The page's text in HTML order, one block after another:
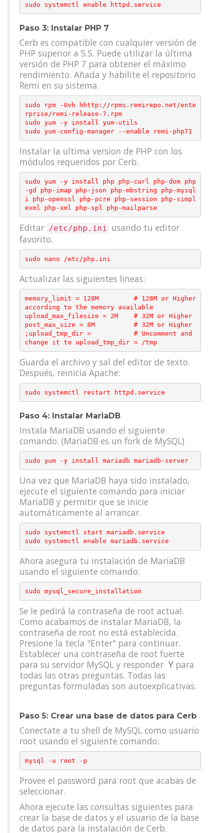
Paso 3: Instalar PHP 7
Cerb es compatible con cualquier versión de
PHP superior a 5.5. Puede utilizar la última
versión de PHP 7 para obtener el máximo
rendimiento. Añada y habilite el repositorio
Remi en su sistema.
sudo rpm -Uvh hhttp://rpms.remirepo.net/ente
rprise/remi-release-7.rpm
sudo yum -y install yum-utils
Instalar la ultima version de PHP con los
módulos requeridos por Cerb.
sudo yum -y install php php-curl php-dom php
-gd php-imap php-json php-mbstring php-mysql
i php-openssl php-pcre php-session php-simpl
Editar /etc/php.ini usando tu editor
favorito.
Actualizar las siguientes lineas:
memory_limit = 128M         # 128M or Higher
according to the memory available
upload_max_filesize = 2M    # 32M or Higher
post_max_size = 8M          # 32M or Higher
;upload_tmp_dir =           # Uncomment and
Guarda el archivo y sal del editor de texto.
Después, reinicia Apache:
Paso 4: Instalar MariaDB
Instala MariaDB usando el siguiente
comando. (MariaDB es un fork de MySQL)
sudo yum -y install mariadb mariadb-server
Una vez que MariaDB haya sido instalado,
ejecute el siguiente comando para iniciar
MariaDB y permitir que se inicie
automáticamente al arrancar.
sudo systemctl start mariadb.service
Ahora asegura tu instalación de MariaDB
usando el siguiente comando:
Se le pedirá la contraseña de root actual.
Como acabamos de instalar MariaDB, la
contraseña de root no está establecida.
Presione la tecla "Enter" para continuar.
Establecer una contraseña de root fuerte
para su servidor MySQL y responder Y para
todas las otras preguntas. Todas las
preguntas formuladas son autoexplicativas.
Paso 5: Crear una base de datos para Cerb
Conectate a tu shell de MySQL como usuario
root usando el siguiente comando:
Provee el password para root que acabas de
seleccionar.
Ahora ejecute las consultas siguientes para
crear la base de datos y el usuario de la base
de datos para la instalación de Cerb.